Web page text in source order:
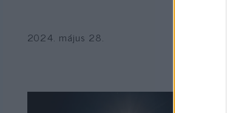
2024. május 28.